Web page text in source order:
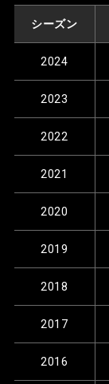
シーズン
2024
2023
2022
2021
2020
2019
2018
2017
2016